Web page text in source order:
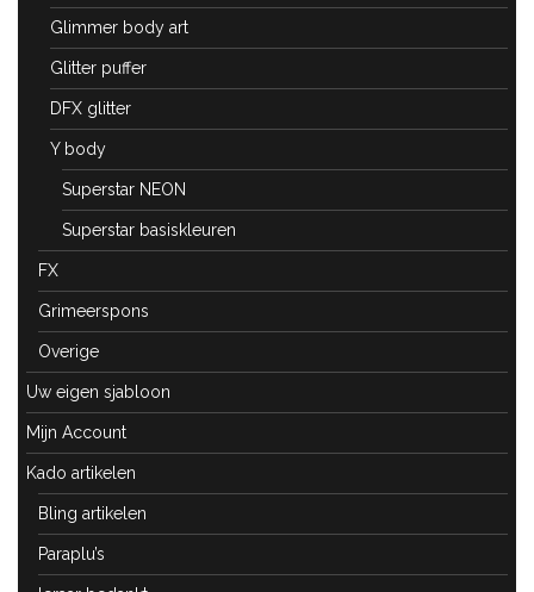
Glimmer body art
Glitter puffer
DFX glitter
Y body
Superstar NEON
Superstar basiskleuren
FX
Grimeerspons
Overige
Uw eigen sjabloon
Mijn Account
Kado artikelen
Bling artikelen
Paraplu’s